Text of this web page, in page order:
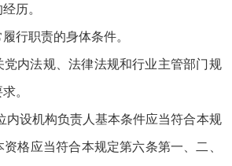
历。
履行职责的身体条件。
党内法规、法律法规和行业主管部门规
。
内设机构负责人基本条件应当符合本规
格应当符合本规定第六条第一、二、